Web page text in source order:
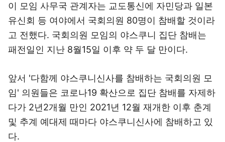
이 모임 사무국 관계자는 교도통신에 자민당과 일본
유신회 등 여야에서 국회의원 80명이 참배할 것이라
고 전했다. 국회의원 모임의 야스쿠니 집단 참배는
패전일인 지난 8월15일 이후 약 두 달 만이다.
앞서 '다함께 야스쿠니신사를 참배하는 국회의원 모
임' 의원들은 코로나19 확산으로 집단 참배를 자제하
다가 2년2개월 만인 2021년 12월 재개한 이후 춘계
및 추계 예대제 때마다 야스쿠니신사에 참배하고 있
다.